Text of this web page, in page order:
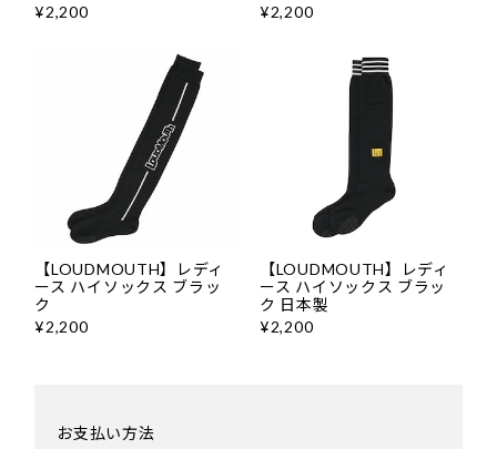
¥2,200
¥2,200
【LOUDMOUTH】レディ
ース ハイソックス ブラッ
ク
¥2,200
【LOUDMOUTH】レディ
ース ハイソックス ブラッ
ク 日本製
¥2,200
お支払い方法